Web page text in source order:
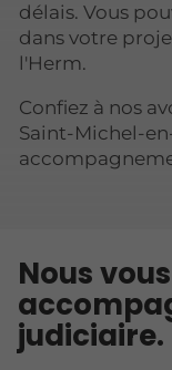
délais. Vous
dans votre
l'Herm.
Confiez à nos
Saint-Michel-
Nous
judiciaire.